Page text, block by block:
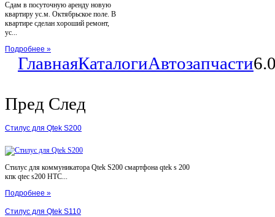
Сдам в посуточную аренду новую
квартиру ус.м. Октябрьское поле. В
квартире сделан хороший ремонт,
ус...
Подробнее »
ГлавнаяКаталогиАвтозапчасти
Пред След
Стилус для Qtek S200
Стилус для коммуникатора Qtek S200 смартфона qtek s 200
кпк qtec s200 HTC...
Подробнее »
Стилус для Qtek S110